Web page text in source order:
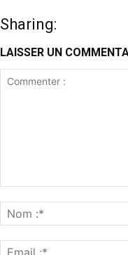
Sharing:
LAISSER UN